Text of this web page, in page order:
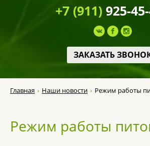
+7 (911)925-
ЗАКАЗАТЬ
Главная Наши новости Режим работы
Режим работы